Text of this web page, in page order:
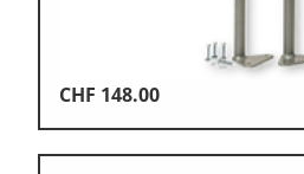
CHF 148.00